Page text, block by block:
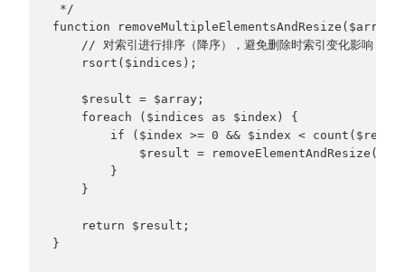
*/
function
// 对索引进行排序（降序），避免删除时索引变化影响
rsort($indices);
$result = $array;
foreach ($indices as $index) {
if ($index >= 0 && $index <
$result =
}
}
return $result;
}